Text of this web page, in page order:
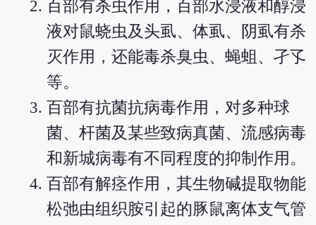
百部有杀虫作用，百部水浸液和醇浸
液对鼠蛲虫及头虱、体虱、阴虱有杀
灭作用，还能毒杀臭虫、蝇蛆、孑孓
等。
百部有抗菌抗病毒作用，对多种球
菌、杆菌及某些致病真菌、流感病毒
和新城病毒有不同程度的抑制作用。
百部有解痉作用，其生物碱提取物能
松弛由组织胺引起的豚鼠离体支气管